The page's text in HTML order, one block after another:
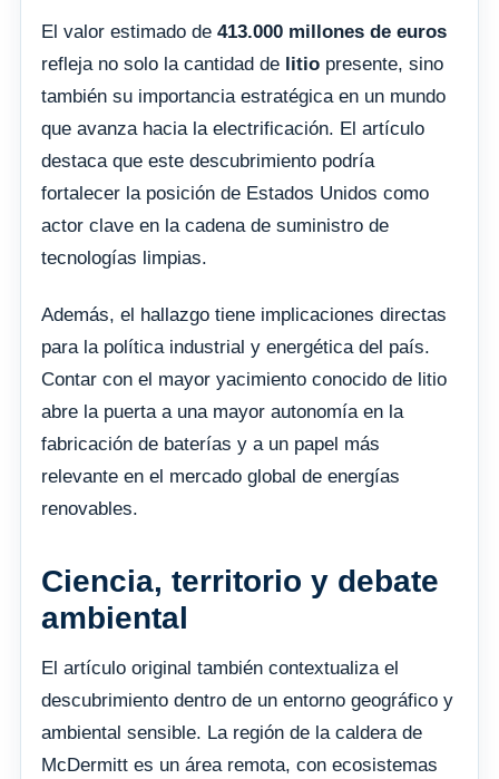
El valor estimado de 413.000 millones de euros
refleja no solo la cantidad de litio presente, sino
también su importancia estratégica en un mundo
que avanza hacia la electrificación. El artículo
destaca que este descubrimiento podría
fortalecer la posición de Estados Unidos como
actor clave en la cadena de suministro de
tecnologías limpias.
Además, el hallazgo tiene implicaciones directas
para la política industrial y energética del país.
Contar con el mayor yacimiento conocido de litio
abre la puerta a una mayor autonomía en la
fabricación de baterías y a un papel más
relevante en el mercado global de energías
renovables.
Ciencia, territorio y debate
ambiental
El artículo original también contextualiza el
descubrimiento dentro de un entorno geográfico y
ambiental sensible. La región de la caldera de
McDermitt es un área remota, con ecosistemas